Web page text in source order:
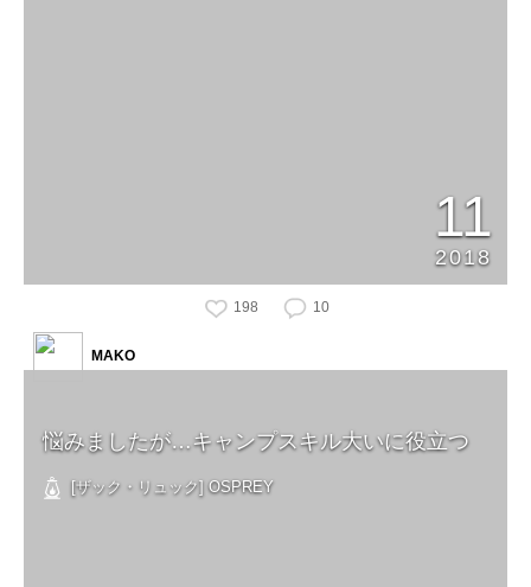
11
2018
198 10
悩みましたが…キャンプスキル大いに役立つ
[ザック・リュック] OSPREY
MAKO